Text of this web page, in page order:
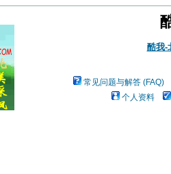
酷我-
常见问题与解答 (FAQ)
个人资料